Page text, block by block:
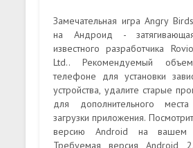
Замечательная игра Angry
на Андроид -
известного разработчика
Ltd.. Рекомендуемый
телефоне для установки
устройства, удалите старые
для дополнительного
загрузки приложения.
версию Android на вашем
Требуемая версия Android